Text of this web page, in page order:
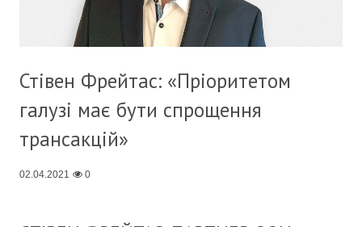
Стівен Фрейтас: «Пріоритетом
галузі має бути спрощення
трансакцій»
02.04.2021 0